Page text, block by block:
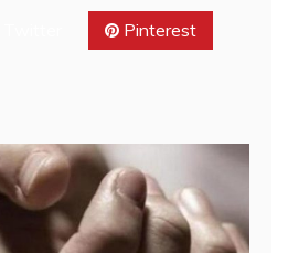
Pinterest